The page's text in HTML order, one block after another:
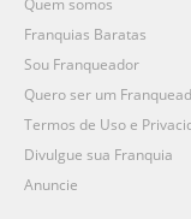
Quem somos
Franquias Baratas
Sou Franqueador
Quero ser um
Termos de Uso e
Divulgue sua Franquia
Anuncie